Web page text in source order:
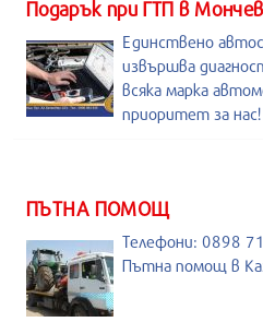
Подарък при ГТП в
Единствено
извършва
всяка марка
приоритет за
ПЪТНА ПОМОЩ
Телефони: 0898
Пътна помощ в